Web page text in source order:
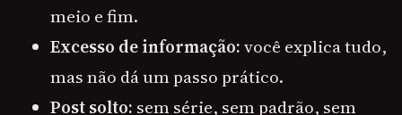
meio e fim.
Excesso de informação:você explica tudo,
mas não dá um passo prático.
Post solto: sem série, sem padrão, sem